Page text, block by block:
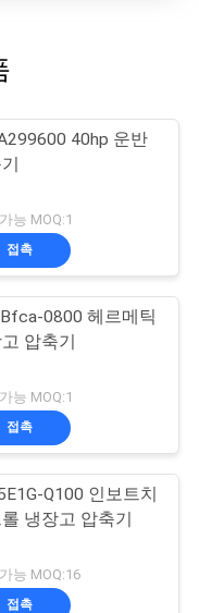
40hp 운반
능 MOQ:1
접촉
0800 헤르메틱
압축기
능 MOQ:1
접촉
Q100 인보트치
냉장고 압축기
능 MOQ:16
접촉